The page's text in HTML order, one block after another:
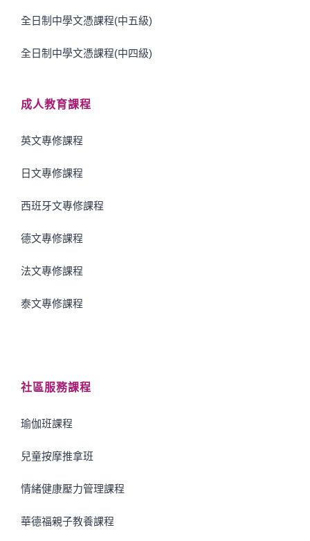
全日制中學文憑課程(中五級)
全日制中學文憑課程(中四級)
成人教育課程
英文專修課程
日文專修課程
西班牙文專修課程
德文專修課程
法文專修課程
泰文專修課程
社區服務課程
瑜伽班課程
兒童按摩推拿班
情緒健康壓力管理課程
華德福親子教養課程